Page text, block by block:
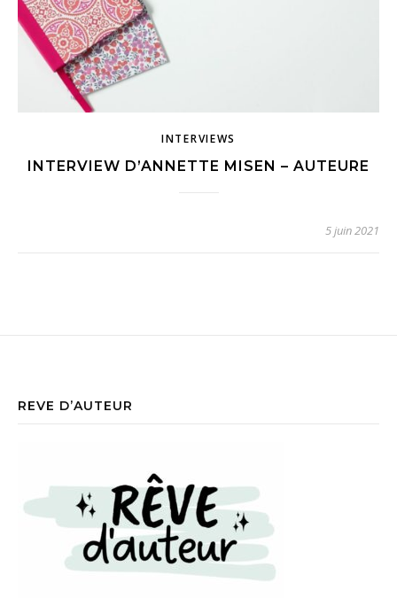
INTERVIEWS
INTERVIEW D’ANNETTE MISEN – AUTEURE
5 juin 2021
REVE D’AUTEUR